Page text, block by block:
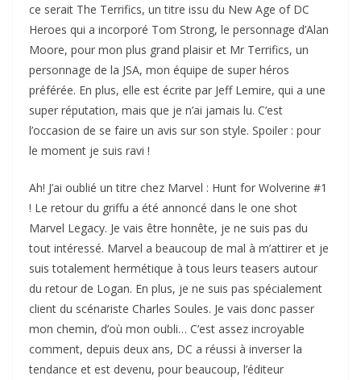
ce serait The Terrifics, un titre issu du New Age of DC
Heroes qui a incorporé Tom Strong, le personnage d’Alan
Moore, pour mon plus grand plaisir et Mr Terrifics, un
personnage de la JSA, mon équipe de super héros
préférée. En plus, elle est écrite par Jeff Lemire, qui a une
super réputation, mais que je n’ai jamais lu. C’est
l’occasion de se faire un avis sur son style. Spoiler : pour
le moment je suis ravi !
Ah! J’ai oublié un titre chez Marvel : Hunt for Wolverine #1
! Le retour du griffu a été annoncé dans le one shot
Marvel Legacy. Je vais être honnête, je ne suis pas du
tout intéressé. Marvel a beaucoup de mal à m’attirer et je
suis totalement hermétique à tous leurs teasers autour
du retour de Logan. En plus, je ne suis pas spécialement
client du scénariste Charles Soules. Je vais donc passer
mon chemin, d’où mon oubli… C’est assez incroyable
comment, depuis deux ans, DC a réussi à inverser la
tendance et est devenu, pour beaucoup, l’éditeur